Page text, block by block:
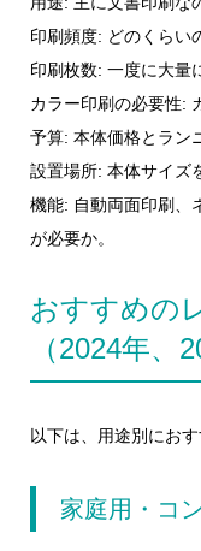
印刷頻度: どのくらい
印刷枚数: 一度に大量
カラー印刷の必要性:
予算: 本体価格とラン
設置場所: 本体サイズ
機能: 自動両面印刷、
が必要か。
おすすめの
（2024年、
以下は、用途別にお
家庭用・コ